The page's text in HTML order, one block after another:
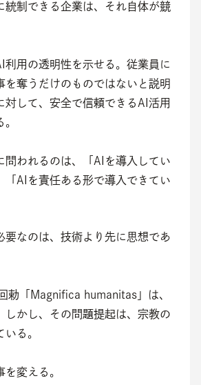
統制できる企業は、それ自体が競
利用の透明性を示せる。従業員に
を奪うだけのものではないと説明
対して、安全で信頼できるAI活用
問われるのは、「AIを導入してい
「AIを責任ある形で導入できてい
要なのは、技術より先に思想であ
勅「Magnifica humanitas」は、
しかし、その問題提起は、宗教の
る。
変える。